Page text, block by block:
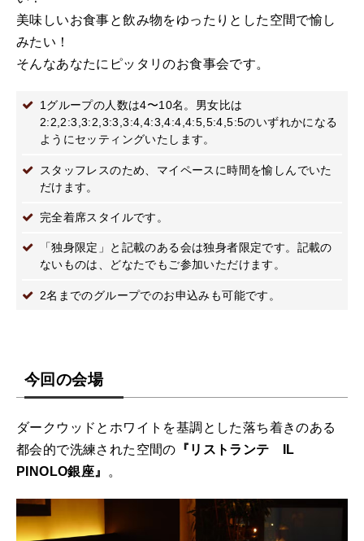
美味しいお食事と飲み物をゆったりとした空間で愉し
みたい！
そんなあなたにピッタリのお食事会です。
1グループの人数は4〜10名。男女比は
2:2,2:3,3:2,3:3,3:4,4:3,4:4,4:5,5:4,5:5のいずれかになる
ようにセッティングいたします。
スタッフレスのため、マイペースに時間を愉しんでいた
だけます。
完全着席スタイルです。
「独身限定」と記載のある会は独身者限定です。記載の
ないものは、どなたでもご参加いただけます。
2名までのグループでのお申込みも可能です。
今回の会場
ダークウッドとホワイトを基調とした落ち着きのある
都会的で洗練された空間の 『リストランテ IL
PINOLO銀座』
。